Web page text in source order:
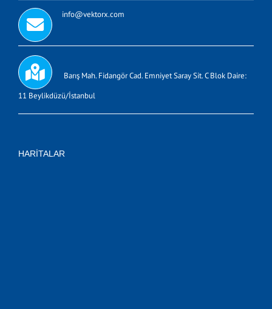
info@vektorx.com
Barış Mah. Fidangör Cad. Emniyet Saray Sit. C Blok Daire:
11 Beylikdüzü/İstanbul
HARITALAR